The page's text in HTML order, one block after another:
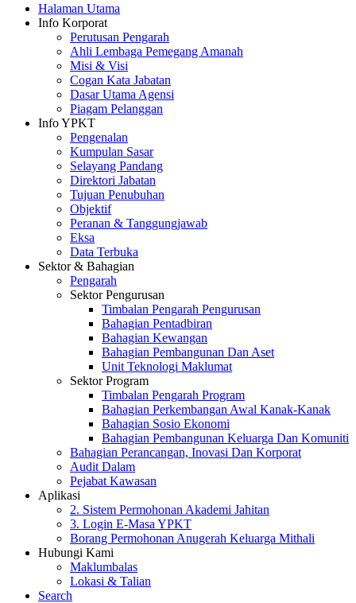
Halaman Utama
Info Korporat
Perutusan Pengarah
Ahli Lembaga Pemegang Amanah
Misi & Visi
Cogan Kata Jabatan
Dasar Utama Agensi
Piagam Pelanggan
Info YPKT
Pengenalan
Kumpulan Sasar
Selayang Pandang
Direktori Jabatan
Tujuan Penubuhan
Objektif
Peranan & Tanggungjawab
Eksa
Data Terbuka
Sektor & Bahagian
Pengarah
Sektor Pengurusan
Timbalan Pengarah Pengurusan
Bahagian Pentadbiran
Bahagian Kewangan
Bahagian Pembangunan Dan Aset
Unit Teknologi Maklumat
Sektor Program
Timbalan Pengarah Program
Bahagian Perkembangan Awal Kanak-Kanak
Bahagian Sosio Ekonomi
Bahagian Pembangunan Keluarga Dan Komuniti
Bahagian Perancangan, Inovasi Dan Korporat
Audit Dalam
Pejabat Kawasan
Aplikasi
2. Sistem Permohonan Akademi Jahitan
3. Login E-Masa YPKT
Borang Permohonan Anugerah Keluarga Mithali
Hubungi Kami
Maklumbalas
Lokasi & Talian
Search